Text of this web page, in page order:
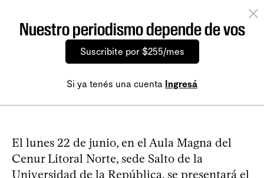
Nuestro periodismo depende de vos
Suscribite por $255/mes
Si ya tenés una cuenta Ingresá
El lunes 22 de junio, en el Aula Magna del
Cenur Litoral Norte, sede Salto de la
Universidad de la República, se presentará el